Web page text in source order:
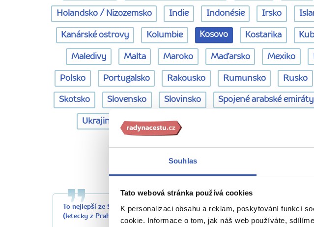
Souhlas
Tato webová stránka používá cookies
K personalizaci obsahu a reklam, poskytování funkcí
cookie. Informace o tom, jak náš web používáte,
Holandsko / Nizozemsko Indie Indonésie Irsko
Kanárské ostrovy Kolumbie Kosovo Kostarika
Maledivy Malta Maroko Maďarsko Mexiko
Polsko Portugalsko Rakousko Rumunsko Rusko
Skotsko Slovensko Slovinsko Spojené arabské emiráty
Ukrajina Vietnam
Vaše nejnovější
To nejlepší ze Severní Makedonie + PLAVBA KAŇONEM MATKA + KOSOVO
(letecky z Prahy)